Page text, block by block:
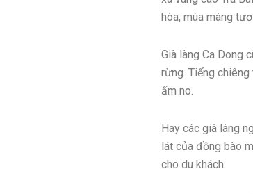
hòa, mùa màng
Già làng Ca Dong
rừng. Tiếng chiêng
ấm no.
Hay các già làng
lát của đồng bào
cho du khách.